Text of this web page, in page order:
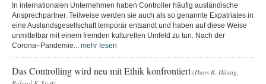
In internationalen Unternehmen haben Controller häufig ausländische
Ansprechpartner. Teilweise werden sie auch als so genannte Expatriates in
eine Auslandsgesellschaft temporär entsandt und haben auf diese Weise
unmittelbar mit einem fremden kulturellen Umfeld zu tun. Nach der
Corona–Pandemie... mehr lesen
Das Controlling wird neu mit Ethik konfrontiert (Hans R. Hässig,